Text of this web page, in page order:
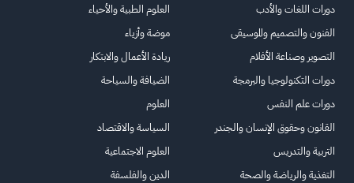
دورات اللغات والأدب
الفنون والتصميم والموسيقى
التصوير وصناعة الأفلام
دورات التكنولوجيا والبرمجة
دورات علم النفس
القانون وحقوق الإنسان والجندر
التربية والتدريس
التغذية والرياضة والصحة
العلوم الطبية والأحياء
موضة وأزياء
ريادة الأعمال والابتكار
الضيافة والسياحة
العلوم
السياسة والاقتصاد
العلوم الاجتماعية
الدين والفلسفة